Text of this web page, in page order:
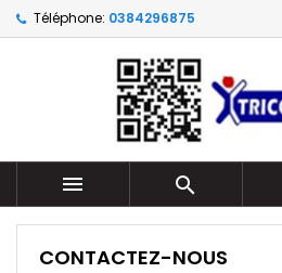
Téléphone: 0384296875
 
CONTACTEZ-NOUS